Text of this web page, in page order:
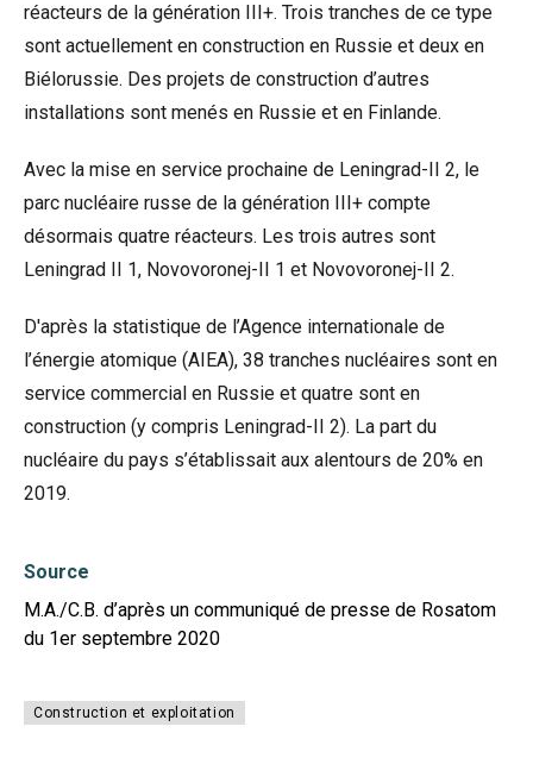
réacteurs de la génération III+. Trois tranches de ce type
sont actuellement en construction en Russie et deux en
Biélorussie. Des projets de construction d’autres
installations sont menés en Russie et en Finlande.
Avec la mise en service prochaine de Leningrad-II 2, le
parc nucléaire russe de la génération III+ compte
désormais quatre réacteurs. Les trois autres sont
Leningrad II 1, Novovoronej-II 1 et Novovoronej-II 2.
D'après la statistique de l’Agence internationale de
l’énergie atomique (AIEA), 38 tranches nucléaires sont en
service commercial en Russie et quatre sont en
construction (y compris Leningrad-II 2). La part du
nucléaire du pays s’établissait aux alentours de 20% en
2019.
Source
M.A./C.B. d’après un communiqué de presse de Rosatom
du 1er septembre 2020
Construction et exploitation